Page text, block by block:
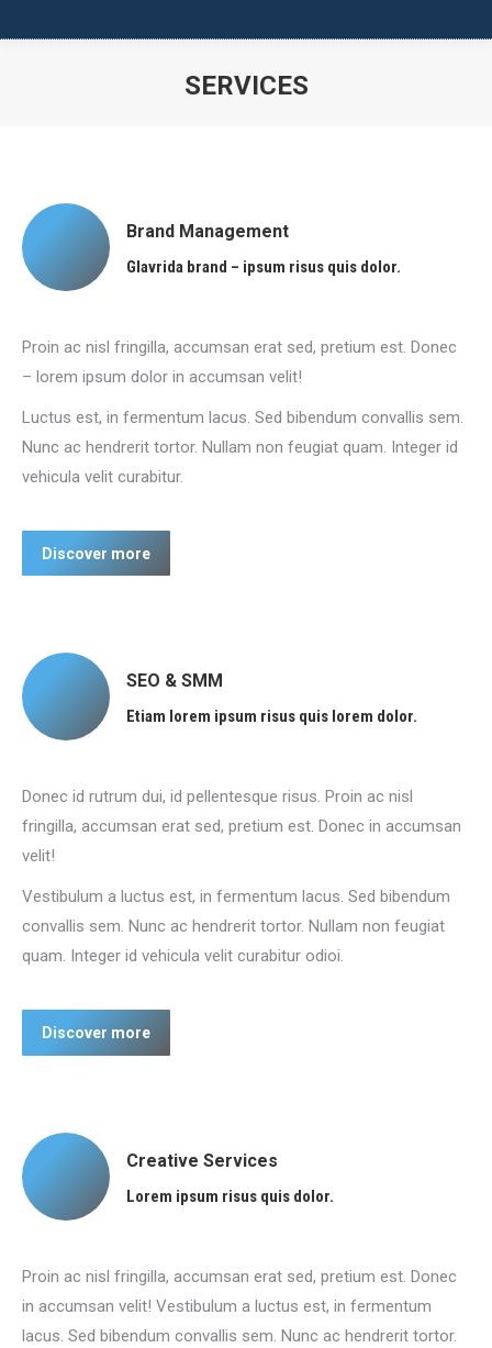
SERVICES
Brand Management
Glavrida brand – ipsum risus quis dolor.
Proin ac nisl fringilla, accumsan erat sed, pretium est. Donec
– lorem ipsum dolor in accumsan velit!
Luctus est, in fermentum lacus. Sed bibendum convallis sem.
Nunc ac hendrerit tortor. Nullam non feugiat quam. Integer id
vehicula velit curabitur.
Discover more
SEO & SMM
Etiam lorem ipsum risus quis lorem dolor.
Donec id rutrum dui, id pellentesque risus. Proin ac nisl
fringilla, accumsan erat sed, pretium est. Donec in accumsan
velit!
Vestibulum a luctus est, in fermentum lacus. Sed bibendum
convallis sem. Nunc ac hendrerit tortor. Nullam non feugiat
quam. Integer id vehicula velit curabitur odioi.
Discover more
Creative Services
Lorem ipsum risus quis dolor.
Proin ac nisl fringilla, accumsan erat sed, pretium est. Donec
in accumsan velit! Vestibulum a luctus est, in fermentum
lacus. Sed bibendum convallis sem. Nunc ac hendrerit tortor.